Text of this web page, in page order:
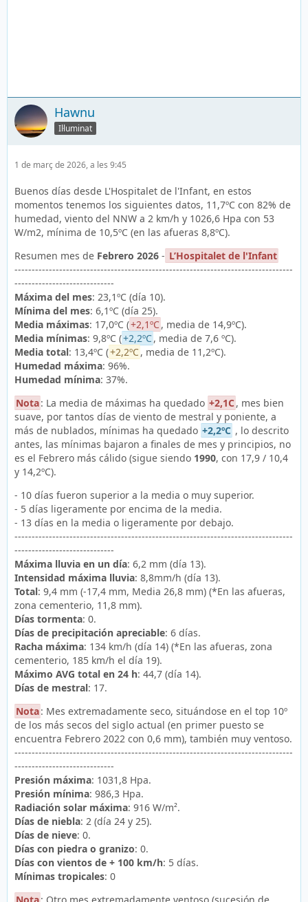
Hawnu
Il·luminat
1 de març de 2026, a les 9:45
Buenos días desde L'Hospitalet de l'Infant, en estos
momentos tenemos los siguientes datos, 11,7ºC con 82% de
humedad, viento del NNW a 2 km/h y 1026,6 Hpa con 53
W/m2, mínima de 10,5ºC (en las afueras 8,8ºC).
Resumen mes de Febrero 2026 - L’Hospitalet de l'Infant
---------------------------------------------------------------------------------
-----------------------------
Máxima del mes: 23,1ºC (día 10).
Mínima del mes: 6,1ºC (día 25).
Media máximas: 17,0ºC (+2,1ºC, media de 14,9ºC).
Media mínimas: 9,8ºC (+2,2ºC, media de 7,6 ºC).
Media total: 13,4ºC (+2,2ºC, media de 11,2ºC).
Humedad máxima: 96%.
Humedad mínima: 37%.
Nota: La media de máximas ha quedado +2,1C , mes bien
suave, por tantos días de viento de mestral y poniente, a
más de nublados, mínimas ha quedado +2,2ºC , lo descrito
antes, las mínimas bajaron a finales de mes y principios, no
es el Febrero más cálido (sigue siendo 1990, con 17,9 / 10,4
y 14,2ºC).
- 10 días fueron superior a la media o muy superior.
- 5 días ligeramente por encima de la media.
- 13 días en la media o ligeramente por debajo.
---------------------------------------------------------------------------------
-----------------------------
Máxima lluvia en un día: 6,2 mm (día 13).
Intensidad máxima lluvia: 8,8mm/h (día 13).
Total: 9,4 mm (-17,4 mm, Media 26,8 mm) (*En las afueras,
zona cementerio, 11,8 mm).
Días tormenta: 0.
Días de precipitación apreciable: 6 días.
Racha máxima: 134 km/h (día 14) (*En las afueras, zona
cementerio, 185 km/h el día 19).
Máximo AVG total en 24 h: 44,7 (día 14).
Días de mestral: 17.
Nota: Mes extremadamente seco, situándose en el top 10º
de los más secos del siglo actual (en primer puesto se
encuentra Febrero 2022 con 0,6 mm), también muy ventoso.
---------------------------------------------------------------------------------
-----------------------------
Presión máxima: 1031,8 Hpa.
Presión mínima: 986,3 Hpa.
Radiación solar máxima: 916 W/m².
Días de niebla: 2 (día 24 y 25).
Días de nieve: 0.
Días con piedra o granizo: 0.
Días con vientos de + 100 km/h: 5 días.
Mínimas tropicales: 0